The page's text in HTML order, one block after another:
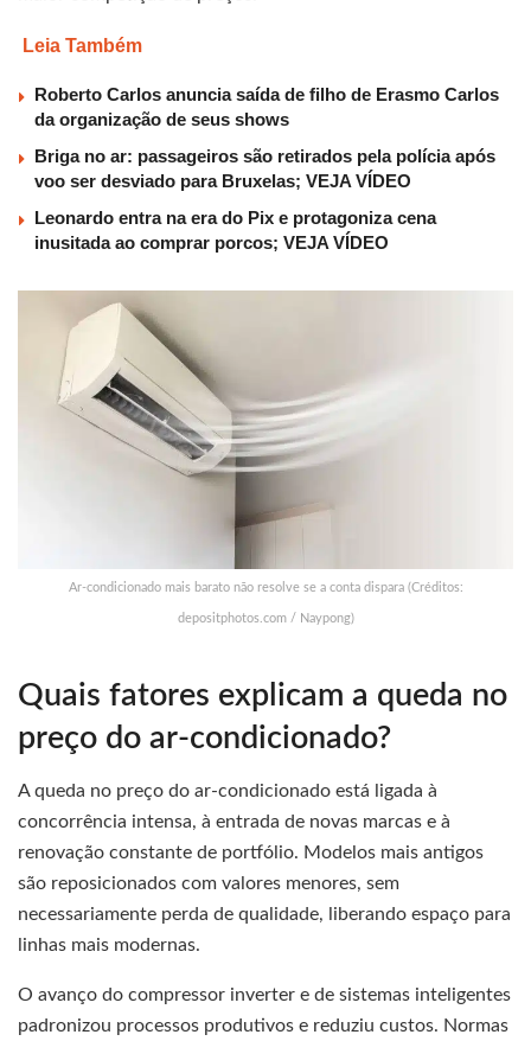
Leia Também
Roberto Carlos anuncia saída de filho de Erasmo Carlos
da organização de seus shows
Briga no ar: passageiros são retirados pela polícia após
voo ser desviado para Bruxelas; VEJA VÍDEO
Leonardo entra na era do Pix e protagoniza cena
inusitada ao comprar porcos; VEJA VÍDEO
Ar-condicionado mais barato não resolve se a conta dispara (Créditos:
depositphotos.com / Naypong)
Quais fatores explicam a queda no
preço do ar-condicionado?
A queda no preço do ar-condicionado está ligada à
concorrência intensa, à entrada de novas marcas e à
renovação constante de portfólio. Modelos mais antigos
são reposicionados com valores menores, sem
necessariamente perda de qualidade, liberando espaço para
linhas mais modernas.
O avanço do compressor inverter e de sistemas inteligentes
padronizou processos produtivos e reduziu custos. Normas